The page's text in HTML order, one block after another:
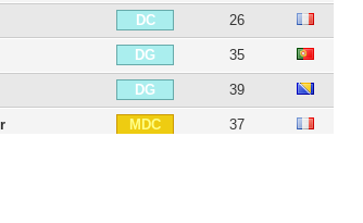
DC 26
DG 35
DG 39
MDC 37